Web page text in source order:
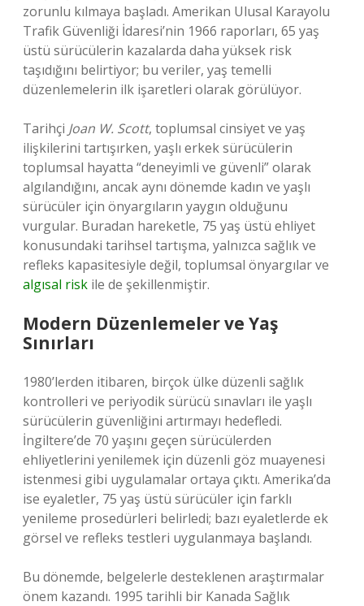
zorunlu kılmaya başladı. Amerikan Ulusal Karayolu
Trafik Güvenliği İdaresi’nin 1966 raporları, 65 yaş
üstü sürücülerin kazalarda daha yüksek risk
taşıdığını belirtiyor; bu veriler, yaş temelli
düzenlemelerin ilk işaretleri olarak görülüyor.
Tarihçi Joan W. Scott, toplumsal cinsiyet ve yaş
ilişkilerini tartışırken, yaşlı erkek sürücülerin
toplumsal hayatta “deneyimli ve güvenli” olarak
algılandığını, ancak aynı dönemde kadın ve yaşlı
sürücüler için önyargıların yaygın olduğunu
vurgular. Buradan hareketle, 75 yaş üstü ehliyet
konusundaki tarihsel tartışma, yalnızca sağlık ve
refleks kapasitesiyle değil, toplumsal önyargılar ve
algısal risk ile de şekillenmiştir.
Modern Düzenlemeler ve Yaş
Sınırları
1980’lerden itibaren, birçok ülke düzenli sağlık
kontrolleri ve periyodik sürücü sınavları ile yaşlı
sürücülerin güvenliğini artırmayı hedefledi.
İngiltere’de 70 yaşını geçen sürücülerden
ehliyetlerini yenilemek için düzenli göz muayenesi
istenmesi gibi uygulamalar ortaya çıktı. Amerika’da
ise eyaletler, 75 yaş üstü sürücüler için farklı
yenileme prosedürleri belirledi; bazı eyaletlerde ek
görsel ve refleks testleri uygulanmaya başlandı.
Bu dönemde, belgelerle desteklenen araştırmalar
önem kazandı. 1995 tarihli bir Kanada Sağlık